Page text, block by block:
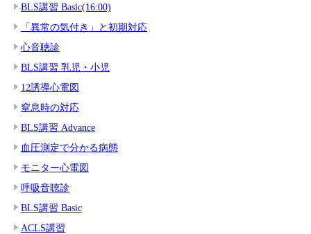
BLS講習 Basic(16:00)
「異常の気付き」と初期対応
心音聴診
BLS講習 乳児・小児
12誘導心電図
窒息時の対応
BLS講習 Advance
血圧測定で分かる病態
モニター心電図
呼吸音聴診
BLS講習 Basic
ACLS講習